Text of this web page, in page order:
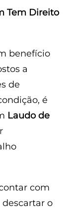
Tem Direito
benefício
a
de
é
Laudo de
com
o